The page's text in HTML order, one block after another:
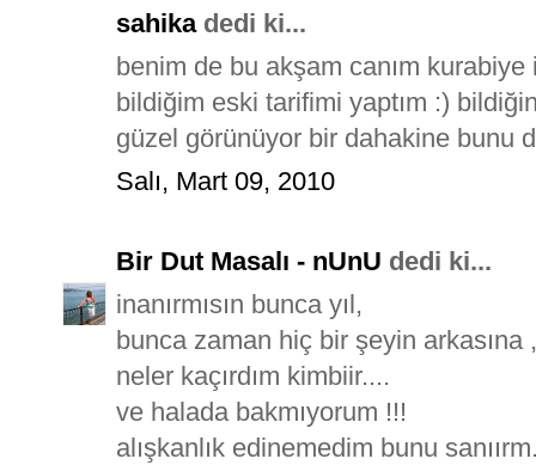
sahikadedi ki...
benim de bu akşam canım
bildiğim eski tarifimi yaptım :)
güzel görünüyor bir dahakine bunu
Salı, Mart 09, 2010
Bir Dut Masalı - nUnU dedi ki...
inanırmısın bunca yıl,
bunca zaman hiç bir şeyin arkasına
neler kaçırdım kimbiir....
ve halada bakmıyorum !!!
alışkanlık edinemedim bunu